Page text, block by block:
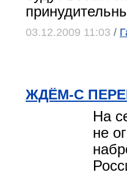
03.12.2009 11:03 /
ЖДЁМ-С
На
не